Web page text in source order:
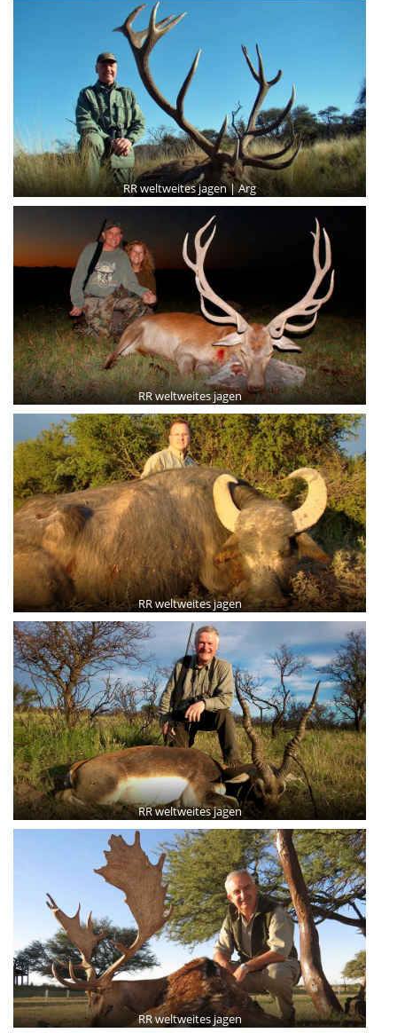
RR weltweites jagen | Arg
RR weltweites jagen
RR weltweites jagen
RR weltweites jagen
RR weltweites jagen